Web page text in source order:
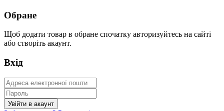
Обране
Щоб додати товар в обране спочатку авторизуйтесь на сайті
або створіть акаунт.
Вхід